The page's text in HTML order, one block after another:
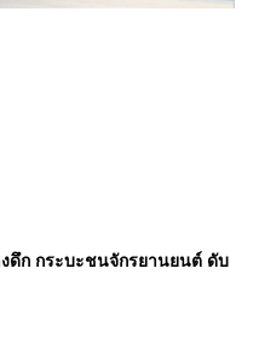
ดึก กระบะชนจักรยานยนต์ ดับ